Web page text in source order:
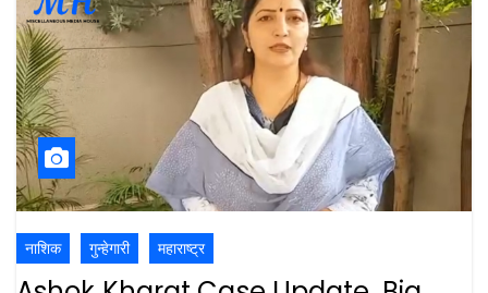
नाशिक गुन्हेगारी महाराष्ट्र